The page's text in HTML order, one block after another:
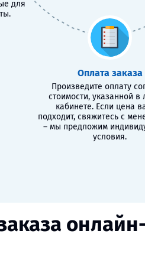
для
Оплата заказа
Произведите оплату
стоимости, указанной в
кабинете. Если цена
подходит, свяжитесь с
– мы предложим
условия.